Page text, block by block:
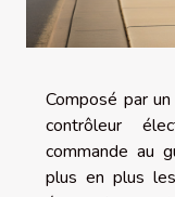
Composé par
contrôleur
commande au
plus en plus